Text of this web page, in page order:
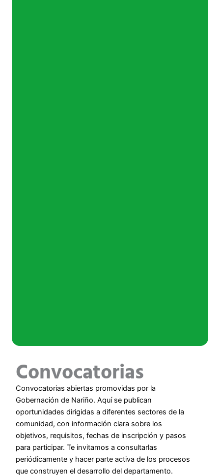
Convocatorias
Convocatorias abiertas promovidas por la
Gobernación de Nariño. Aquí se publican
oportunidades dirigidas a diferentes sectores de la
comunidad, con información clara sobre los
objetivos, requisitos, fechas de inscripción y pasos
para participar. Te invitamos a consultarlas
periódicamente y hacer parte activa de los procesos
que construyen el desarrollo del departamento.